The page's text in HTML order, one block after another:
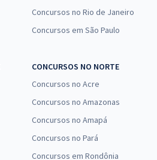
Concursos no Rio de Janeiro
Concursos em São Paulo
CONCURSOS NO NORTE
Concursos no Acre
Concursos no Amazonas
Concursos no Amapá
Concursos no Pará
Concursos em Rondônia